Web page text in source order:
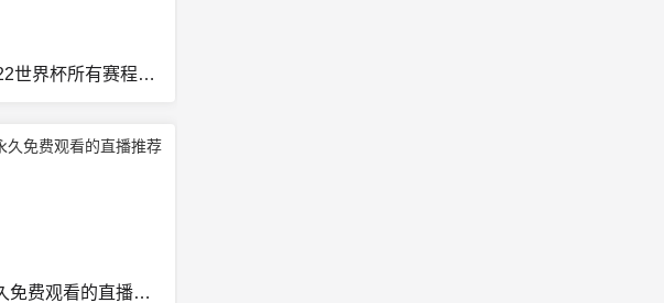
2022世界杯所有赛程结果表格图片
永久免费观看的直播推荐